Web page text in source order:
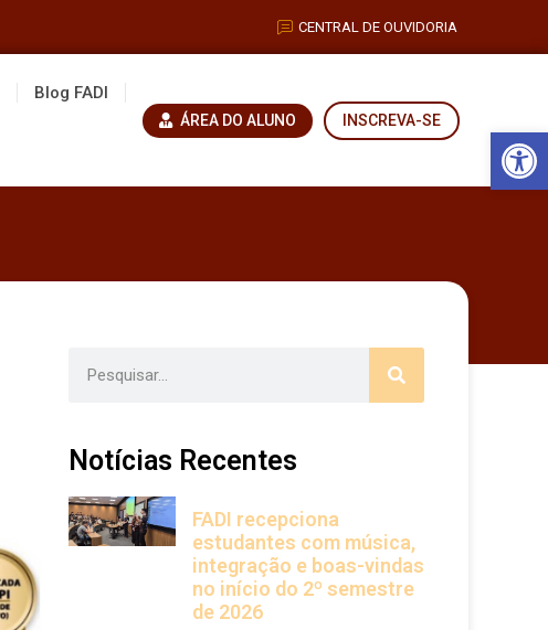
CENTRAL DE OUVIDORIA
Blog FADI
ÁREA DO ALUNO INSCREVA-SE
Notícias Recentes
FADI recepciona
estudantes com música,
integração e boas-vindas
no início do 2º semestre
de 2026
Barra de